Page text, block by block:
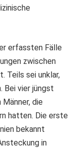
erfassten Fälle
zwischen
Teils sei unklar,
vier jüngst
die
hatten. Die erste
bekannt
in